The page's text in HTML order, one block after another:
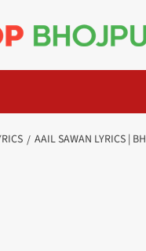
AAIL SAWAN LYRICS |